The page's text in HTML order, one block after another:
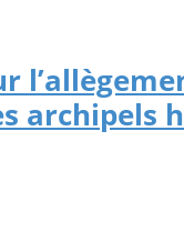
archipels